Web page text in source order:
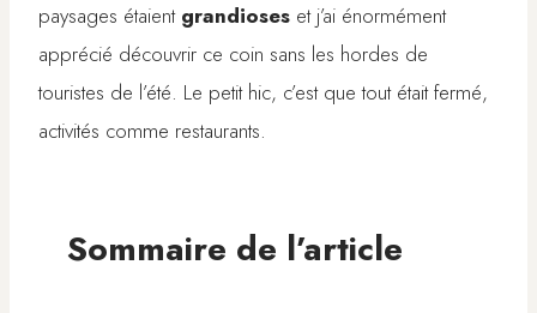
paysages étaient grandioses et j’ai énormément
apprécié découvrir ce coin sans les hordes de
touristes de l’été. Le petit hic, c’est que tout était fermé,
activités comme restaurants.
Sommaire de l’article